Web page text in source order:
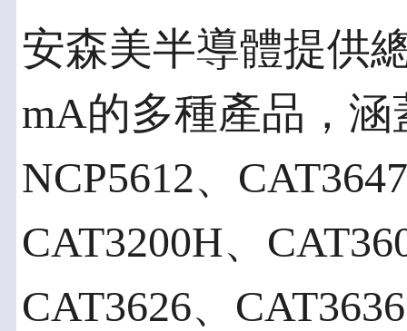
安森美半導體提供
mA的多種產品，涵
NCP5612、
CAT3200H、
CAT3626、